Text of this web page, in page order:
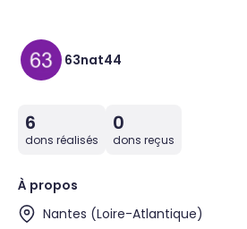
63nat44
6
dons réalisés
0
dons reçus
À propos
Nantes (Loire-Atlantique)